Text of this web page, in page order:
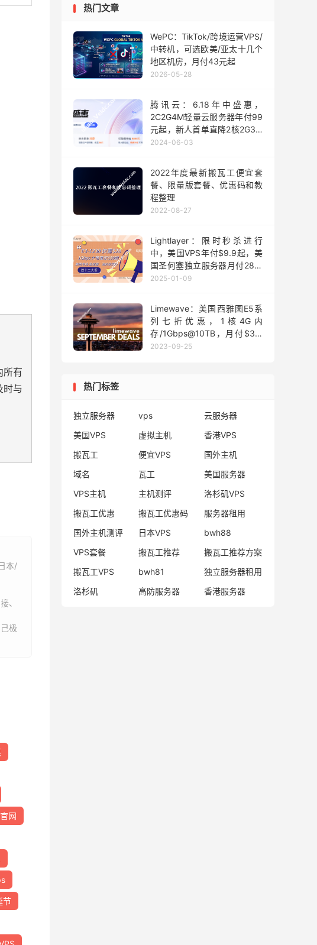
所有
时与
本/
、
极
网
节
热门文章
WePC：TikTok/跨境运营VPS/
中转机，可选欧美/亚太十几个
地区机房，月付43元起
2026-05-28
腾讯云：6.18年中盛惠，
2C2G4M轻量云服务器年付99
元起，新人首单直降2核2G3M
云服务器 82元/年
2024-06-03
2022年度最新搬瓦工便宜套
餐、限量版套餐、优惠码和教
程整理
2022-08-27
Lightlayer：限时秒杀进行
中，美国VPS年付$9.9起，美
国圣何塞独立服务器月付28美
元
2025-01-09
Limewave：美国西雅图E5系
列七折优惠，1核4G内
存/1Gbps@10TB，月付$3.5
起，便宜年付VPS 12美元起
2023-09-25
热门标签
独立服务器 vps
云服务器
美国VPS
虚拟主机
香港VPS
搬瓦工
便宜VPS
国外主机
域名
瓦工
美国服务器
VPS主机
主机测评
洛杉矶VPS
搬瓦工优惠
搬瓦工优惠码
服务器租用
国外主机测评
日本VPS
bwh88
VPS套餐
搬瓦工推荐
搬瓦工推荐方案
搬瓦工VPS
bwh81
独立服务器租用
洛杉矶
高防服务器 香港服务器